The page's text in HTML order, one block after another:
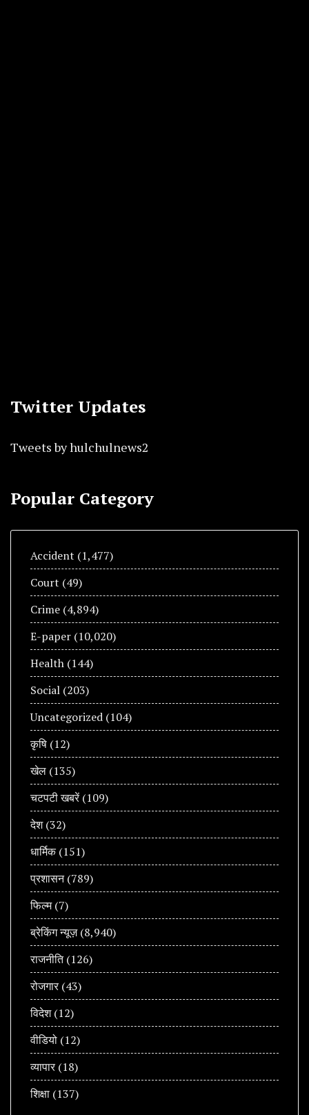
Twitter Updates
Tweets by hulchulnews2
Popular Category
Accident (1,477)
Court (49)
Crime (4,894)
E-paper (10,020)
Health (144)
Social (203)
Uncategorized (104)
कृषि (12)
खेल (135)
चटपटी खबरें(109)
देश(32)
धार्मिक(151)
प्रशासन(789)
फिल्म(7)
ब्रेकिंग न्यूज़(8,940)
राजनीति(126)
रोजगार(43)
विदेश(12)
वीडियो (12)
व्यापार(18)
शिक्षा (137)